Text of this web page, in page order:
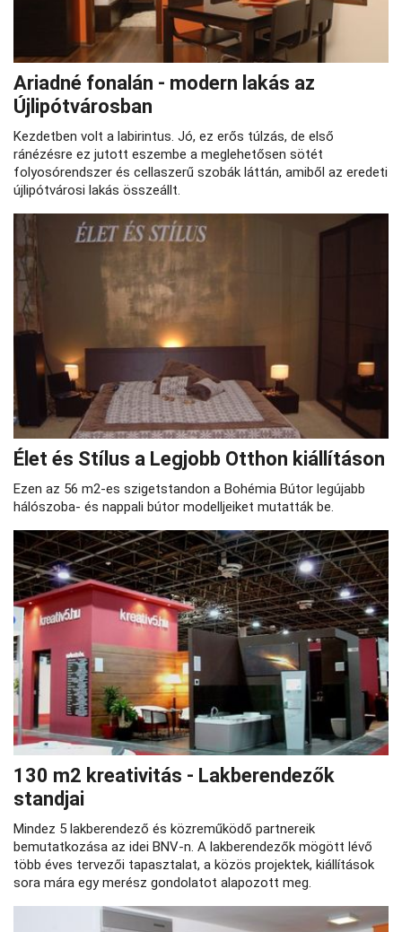
Ariadné fonalán - modern lakás az
Újlipótvárosban
Kezdetben volt a labirintus. Jó, ez erős túlzás, de első
ránézésre ez jutott eszembe a meglehetősen sötét
folyosórendszer és cellaszerű szobák láttán, amiből az eredeti
újlipótvárosi lakás összeállt.
Élet és Stílus a Legjobb Otthon kiállításon
Ezen az 56 m2-es szigetstandon a Bohémia Bútor legújabb
hálószoba- és nappali bútor modelljeiket mutatták be.
130 m2 kreativitás - Lakberendezők
standjai
Mindez 5 lakberendező és közreműködő partnereik
bemutatkozása az idei BNV-n. A lakberendezők mögött lévő
több éves tervezői tapasztalat, a közös projektek, kiállítások
sora mára egy merész gondolatot alapozott meg.